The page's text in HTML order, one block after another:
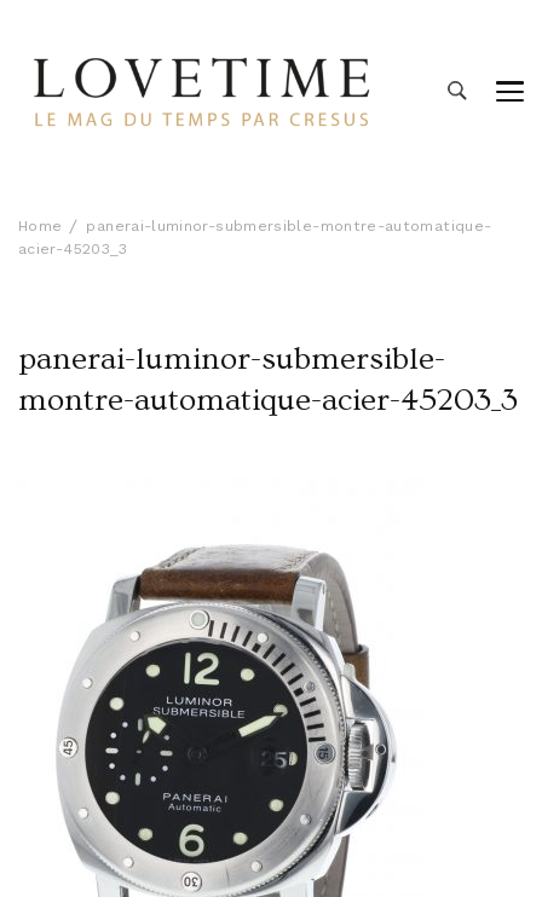
Home
panerai-luminor-submersible-montre-automatique-
acier-45203_3
panerai-luminor-submersible-
montre-automatique-acier-45203_3